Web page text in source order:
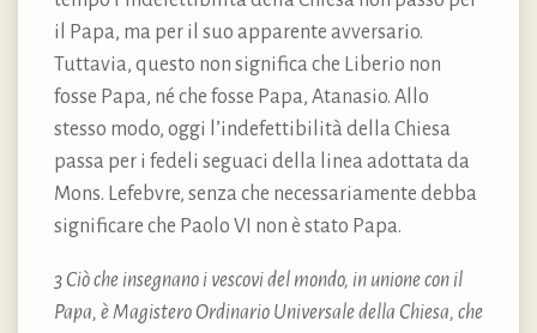
il Papa, ma per il suo apparente avversario.
Tuttavia, questo non significa che Liberio non
fosse Papa, né che fosse Papa, Atanasio. Allo
stesso modo, oggi l’indefettibilità della Chiesa
passa per i fedeli seguaci della linea adottata da
Mons. Lefebvre, senza che necessariamente debba
significare che Paolo VI non è stato Papa.
3 Ciò che insegnano i vescovi del mondo, in unione con il
Papa, è Magistero Ordinario Universale della Chiesa, che